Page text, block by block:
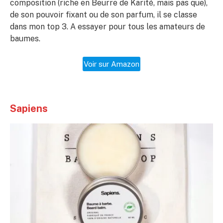
composition (riche en Beurre de Karité, mais pas que),
de son pouvoir fixant ou de son parfum, il se classe
dans mon top 3. A essayer pour tous les amateurs de
baumes.
Voir sur Amazon
Sapiens